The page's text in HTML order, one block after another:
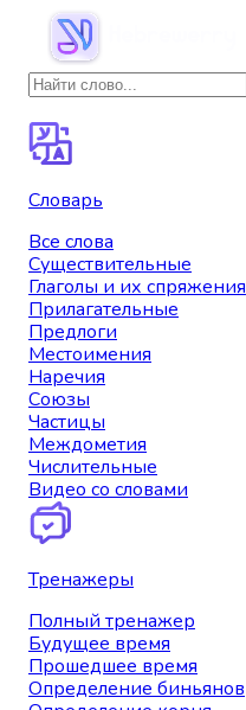
Словарь
Все слова
Существительные
Глаголы и их спряжения
Прилагательные
Предлоги
Местоимения
Наречия
Союзы
Частицы
Междометия
Числительные
Видео со словами
Тренажеры
Полный тренажер
Будущее время
Прошедшее время
Определение биньянов